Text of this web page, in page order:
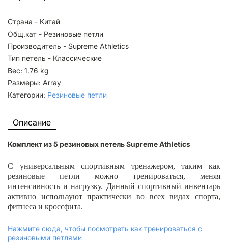
Описание
Комплект из 5 резиновых петель Supreme Athletics
С универсальным спортивным тренажером, таким как
резиновые петли можно тренироваться, меняя
интенсивность и нагрузку. Данный спортивный инвентарь
активно используют практически во всех видах спорта,
фитнеса и кроссфита.
Нажмите сюда, чтобы посмотреть как тренироваться с
резиновыми петлями
Страна - Китай
Общ.кат - Резиновые петли
Производитель - Supreme Athletics
Тип петель - Классические
Вес: 1.76 kg
Размеры: Array
Категории: Резиновые петли